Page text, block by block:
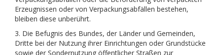
Erzeugnissen oder von Verpackungsabfällen bestehen,
bleiben diese unberührt.
3. Die Befugnis des Bundes, der Länder und Gemeinden,
Dritte bei der Nutzung ihrer Einrichtungen oder Grundstücke
sowie der Sondernutzung öffentlicher Straßen zur